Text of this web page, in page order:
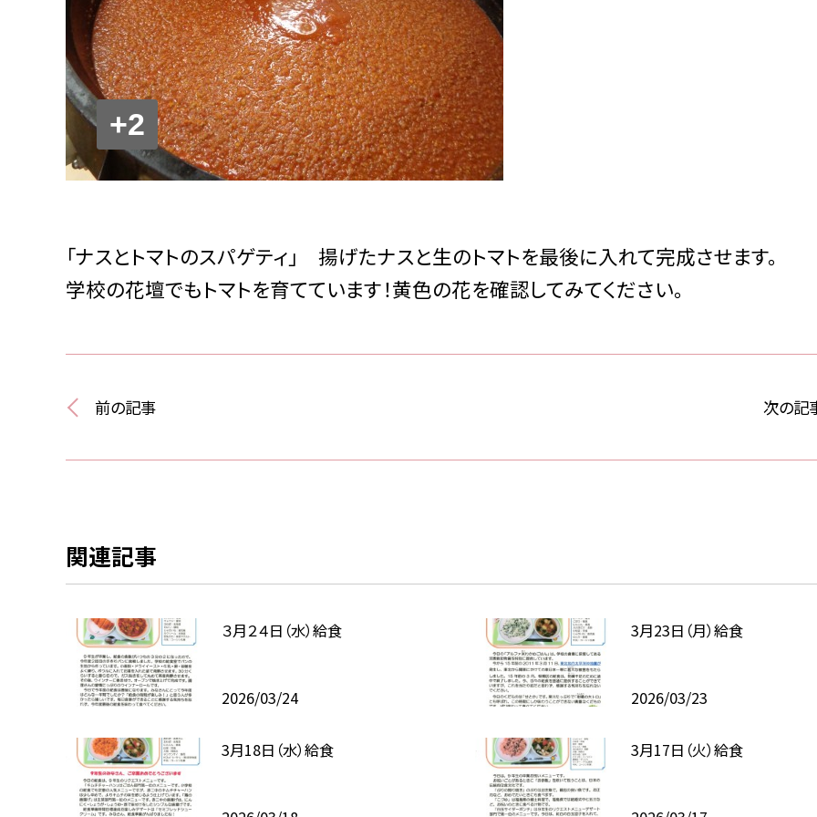
+2
「ナスとトマトのスパゲティ」 揚げたナスと生のトマトを最後に入れて完成させます。
学校の花壇でもトマトを育てています！黄色の花を確認してみてください。
前の記事 次の記
関連記事
３月２４日（水）給食
2026/03/24
3月23日（月）給食
2026/03/23
3月18日（水）給食 3月17日（火）給食